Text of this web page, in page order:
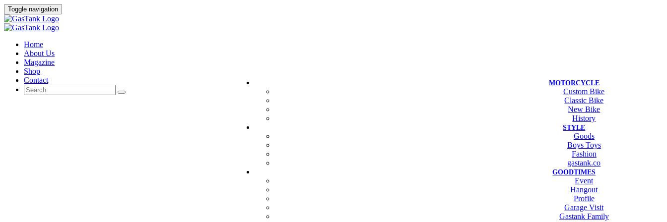
Toggle navigation
Home
About Us
Magazine
Shop
Contact
MOTORCYCLE
Custom Bike
Classic Bike
New Bike
History
STYLE
Goods
Boys Toys
Fashion
gastank.co
GOODTIMES
Event
Hangout
Profile
Garage Visit
Gastank Family